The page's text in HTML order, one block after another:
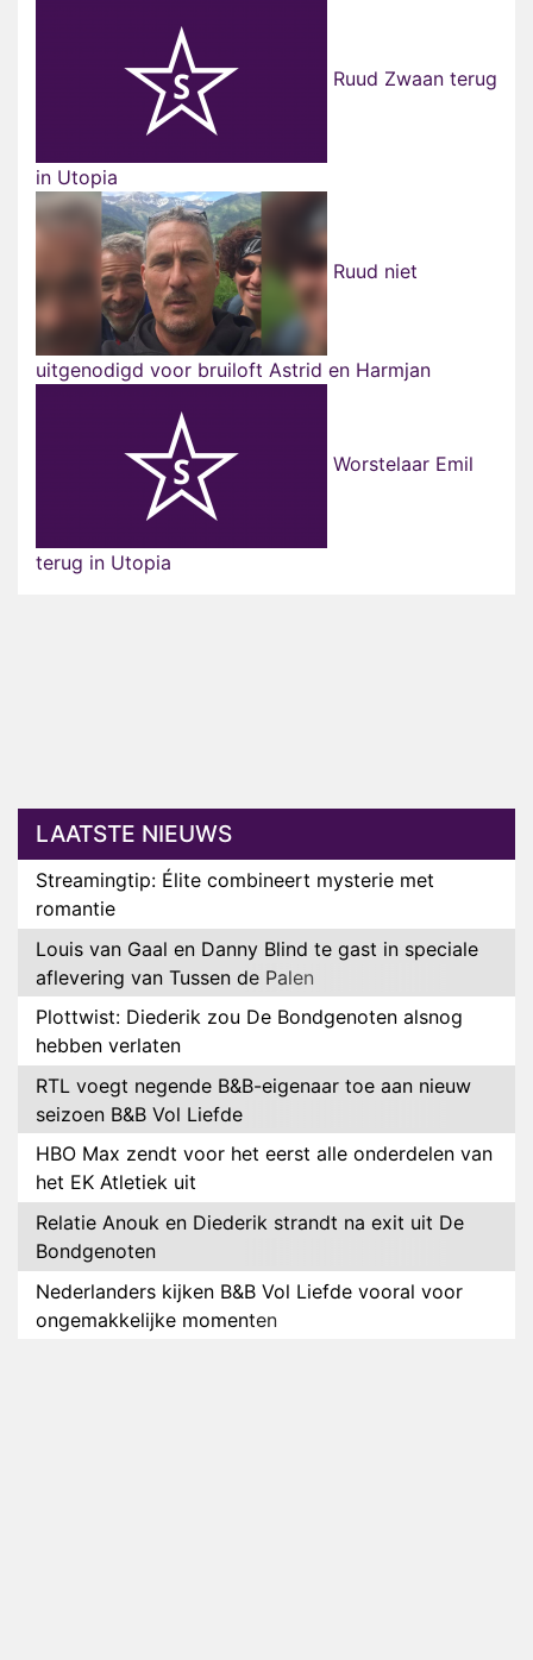
Ruud Zwaan terug
in Utopia
Ruud niet
uitgenodigd voor bruiloft Astrid en Harmjan
Worstelaar Emil
terug in Utopia
LAATSTE NIEUWS
Streamingtip: Élite combineert mysterie met
romantie
Louis van Gaal en Danny Blind te gast in speciale
aflevering van Tussen de Palen
Plottwist: Diederik zou De Bondgenoten alsnog
hebben verlaten
RTL voegt negende B&B-eigenaar toe aan nieuw
seizoen B&B Vol Liefde
HBO Max zendt voor het eerst alle onderdelen van
het EK Atletiek uit
Relatie Anouk en Diederik strandt na exit uit De
Bondgenoten
Nederlanders kijken B&B Vol Liefde vooral voor
ongemakkelijke momenten